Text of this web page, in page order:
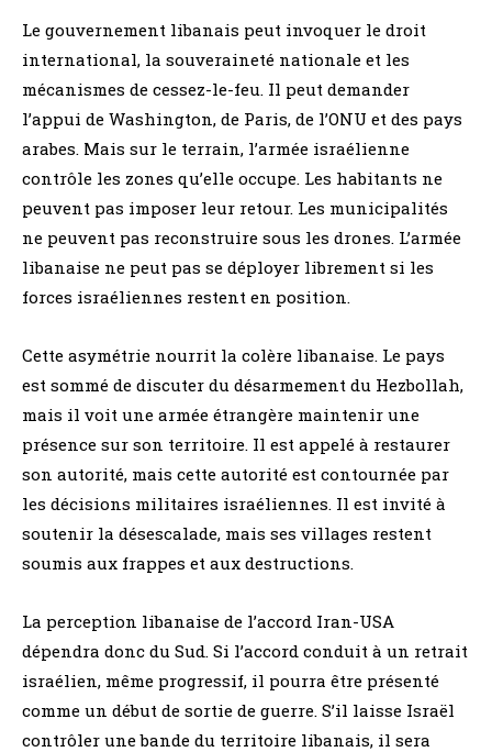
Le gouvernement libanais peut invoquer le droit
international, la souveraineté nationale et les
mécanismes de cessez-le-feu. Il peut demander
l’appui de Washington, de Paris, de l’ONU et des pays
arabes. Mais sur le terrain, l’armée israélienne
contrôle les zones qu’elle occupe. Les habitants ne
peuvent pas imposer leur retour. Les municipalités
ne peuvent pas reconstruire sous les drones. L’armée
libanaise ne peut pas se déployer librement si les
forces israéliennes restent en position.
Cette asymétrie nourrit la colère libanaise. Le pays
est sommé de discuter du désarmement du Hezbollah,
mais il voit une armée étrangère maintenir une
présence sur son territoire. Il est appelé à restaurer
son autorité, mais cette autorité est contournée par
les décisions militaires israéliennes. Il est invité à
soutenir la désescalade, mais ses villages restent
soumis aux frappes et aux destructions.
La perception libanaise de l’accord Iran-USA
dépendra donc du Sud. Si l’accord conduit à un retrait
israélien, même progressif, il pourra être présenté
comme un début de sortie de guerre. S’il laisse Israël
contrôler une bande du territoire libanais, il sera